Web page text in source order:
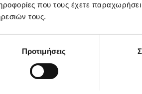
που τους έχετε παραχωρήσει
τους.
Προτιμήσεις